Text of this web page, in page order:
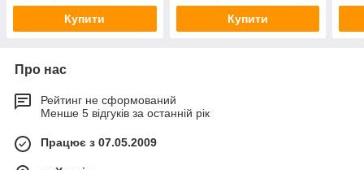
Купити Купити
Про нас
Рейтинг не сформований
Менше 5 відгуків за останній рік
Працює з 07.05.2009